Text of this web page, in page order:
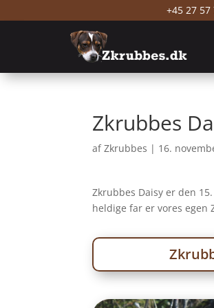
+45 27 57
Zkrubbes
afZkrubbes | 16.
Zkrubbes Daisy er den
heldige far er vores egen